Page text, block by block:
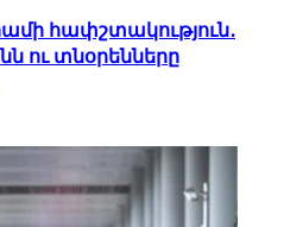
հափշտակություն․
ու տնօրենները